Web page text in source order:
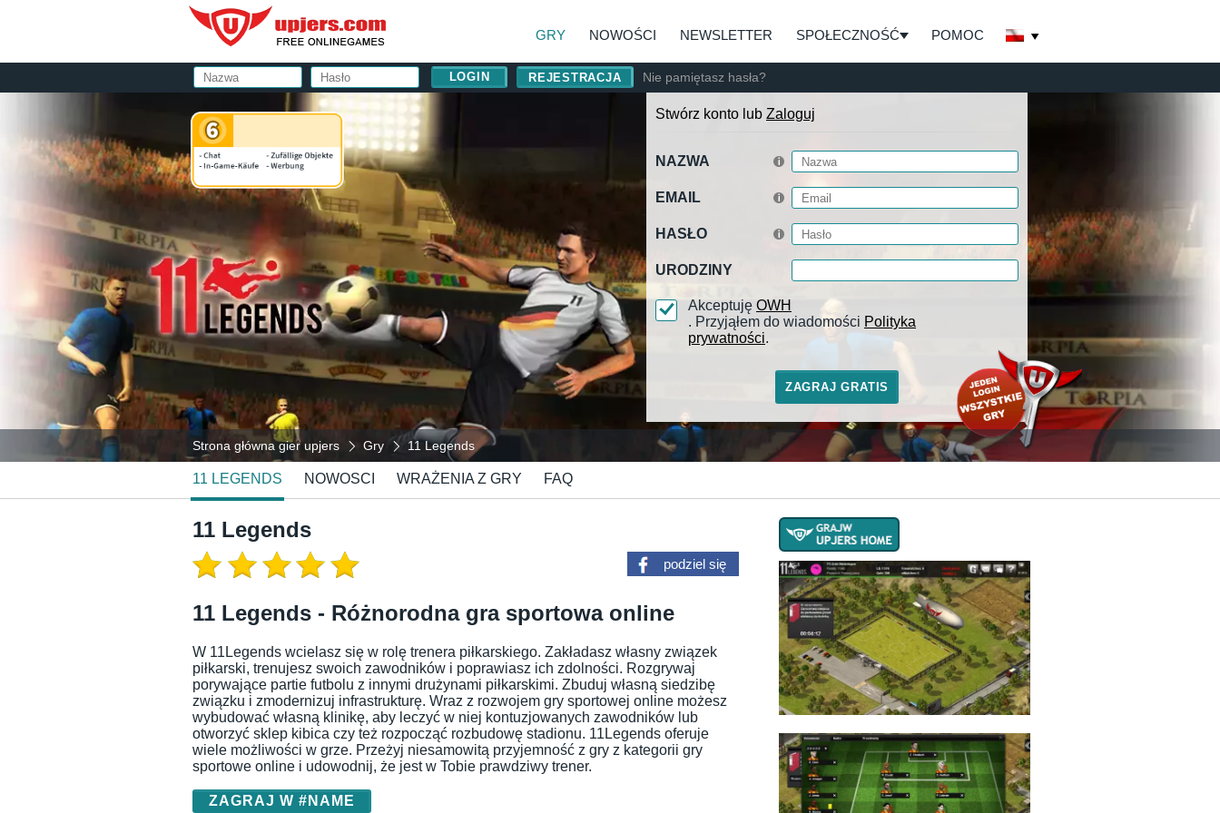
GRY NOWOŚCI NEWSLETTER SPOŁECZNOŚĆ POMOC
REJESTRACJA Nie pamiętasz hasła?
Stwórz konto lub Zaloguj
NAZWA
EMAIL
HASŁO
URODZINY
Akceptuję OWH
. Przyjąłem do wiadomości Polityka
prywatności.
Strona główna gier upjers Gry 11 Legends
11 LEGENDS NOWOSCI WRAŻENIA Z GRY FAQ
11 Legends
podziel się
11 Legends - Różnorodna gra sportowa online
W 11Legends wcielasz się w rolę trenera piłkarskiego. Zakładasz własny związek
piłkarski, trenujesz swoich zawodników i poprawiasz ich zdolności. Rozgrywaj
porywające partie futbolu z innymi drużynami piłkarskimi. Zbuduj własną siedzibę
związku i zmodernizuj infrastrukturę. Wraz z rozwojem gry sportowej online możesz
wybudować własną klinikę, aby leczyć w niej kontuzjowanych zawodników lub
otworzyć sklep kibica czy też rozpocząć rozbudowę stadionu. 11Legends oferuje
wiele możliwości w grze. Przeżyj niesamowitą przyjemność z gry z kategorii gry
sportowe online i udowodnij, że jest w Tobie prawdziwy trener.
ZAGRAJ W #NAME